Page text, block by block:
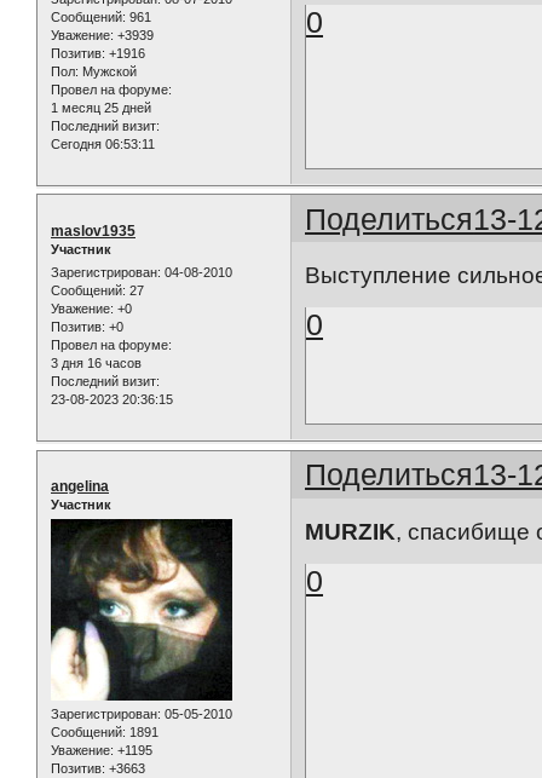
Сообщений: 961
Уважение: +3939
Позитив: +1916
Пол: Мужской
Провел на форуме:
1 месяц 25 дней
Последний визит:
Сегодня 06:53:11
0
Поделиться13-
maslov1935
Участник
Зарегистрирован: 04-08-2010
Сообщений: 27
Уважение: +0
Позитив: +0
Провел на форуме:
3 дня 16 часов
Последний визит:
23-08-2023 20:36:15
Выступление
0
Поделиться13-
angelina
Участник
Зарегистрирован: 05-05-2010
Сообщений: 1891
Уважение: +1195
Позитив: +3663
MURZIK, спасибище
0